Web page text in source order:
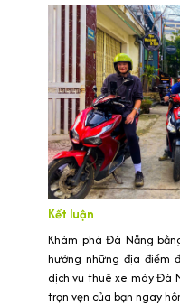
Kết luận
Khám phá Đà Nẵng
hưởng những địa điểm
dịch vụ thuê xe máy Đà
trọn vẹn của bạn ngay